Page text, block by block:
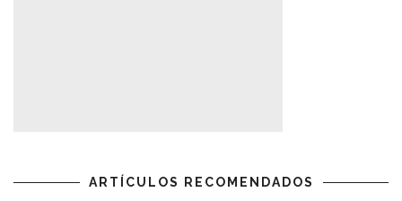
ARTÍCULOS RECOMENDADOS